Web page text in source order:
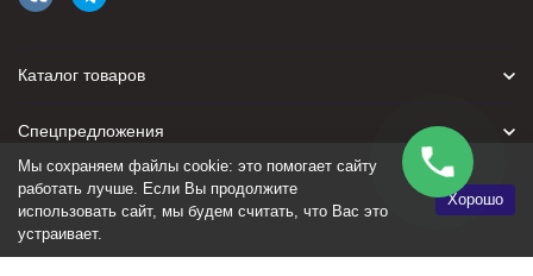
Каталог товаров
Спецпредложения
Для покупателя
Политика персональных данных
Мы сохраняем файлы cookie: это помогает сайту
работать лучше. Если Вы продолжите
использовать сайт, мы будем считать, что Вас это
устраивает.
Хорошо